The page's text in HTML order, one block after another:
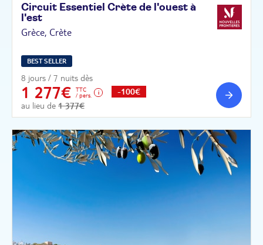
Circuit Essentiel Crète de l'ouest à
l'est
Grèce, Crète
BEST SELLER
8 jours / 7 nuits dès
1 277€
TTC
/ pers.
au lieu de 1 377€
-100€